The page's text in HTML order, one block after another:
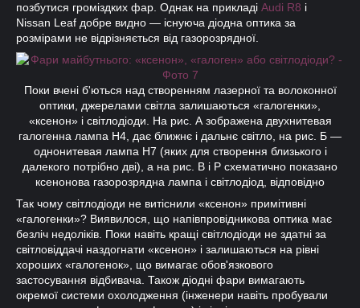
позбутися громіздких фар. Однак на прикладі Audi R8 і
Nissan Leaf добре видно — існуюча діодна оптика за
розмірами не відрізняється від газорозрядної.
Поки вчені б'ються над створенням лазерної та волоконної
оптики, джерелами світла залишаються «галогенки»,
«ксенон» і світлодіоди. На рис. А зображена двухнитевая
галогенна лампа Н4, дає ближнє і дальнє світло, на рис. Б —
однонитевая лампа Н7 (яких для створення близького і
далекого потрібно дві), а на рис. В і Р схематично показано
ксенонова газорозрядна лампа і світлодіод, відповідно
Так чому світлодіоди не витіснили «ксенон» примітивні
«галогенки»? Виявилося, що напівпровідникова оптика має
безліч недоліків. Поки навіть кращі світлодіоди не здатні за
світловіддачі наздогнати «ксенон» і залишаються на рівні
хороших «галогенок», що вимагає обов'язкового
застосування відбивача. Також діодні фари вимагають
окремої системи охолодження (інженери навіть пробували